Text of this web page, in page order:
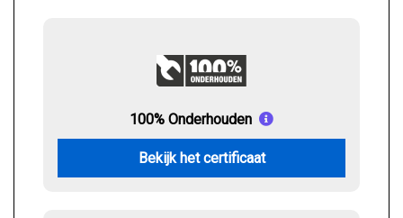
100% Onderhouden
Bekijk het certificaat